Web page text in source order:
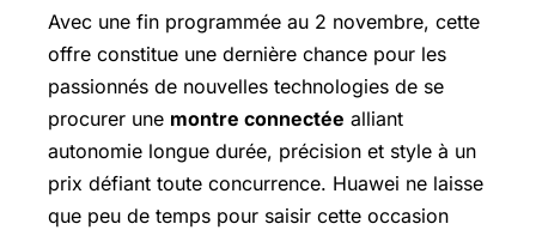
Avec une fin programmée au 2 novembre, cette
offre constitue une dernière chance pour les
passionnés de nouvelles technologies de se
procurer une montre connectée alliant
autonomie longue durée, précision et style à un
prix défiant toute concurrence. Huawei ne laisse
que peu de temps pour saisir cette occasion